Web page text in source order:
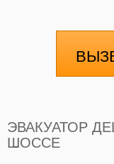
ЭВАКУАТОР
ШОССЕ